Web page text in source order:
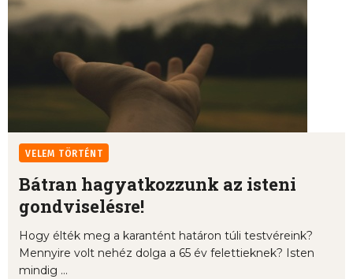
VELEM TÖRTÉNT
Bátran hagyatkozzunk az isteni
gondviselésre!
Hogy élték meg a karantént határon túli testvéreink?
Mennyire volt nehéz dolga a 65 év felettieknek? Isten
mindig ...